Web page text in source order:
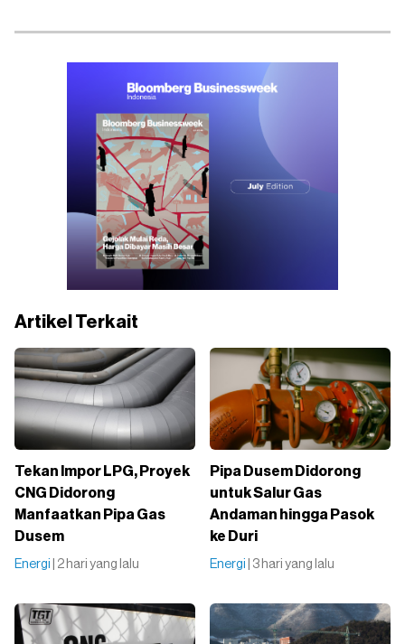
Artikel Terkait
Tekan Impor LPG, Proyek
CNG Didorong
Manfaatkan Pipa Gas
Dusem
Energi | 2 hari yang lalu
Pipa Dusem Didorong
untuk Salur Gas
Andaman hingga Pasok
ke Duri
Energi | 3 hari yang lalu